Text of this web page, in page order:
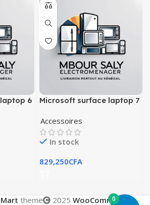
6
Microsoft surface laptop 7
x 12
Accessoires
In stock
829,250CFA
theme 2025 WooCommerce
0